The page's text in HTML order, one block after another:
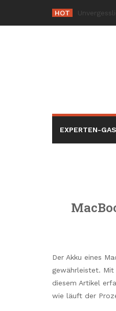
content
HOT Die_
EXPERTEN-
Der Akku eines
gewährleistet. Mit
diesem Artikel
wie läuft der